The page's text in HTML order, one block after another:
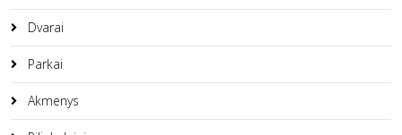
Dvarai
Parkai
Akmenys